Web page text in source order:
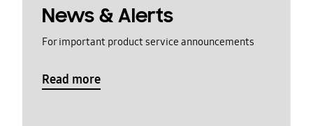
News & Alerts
For important product service announcements
Read more